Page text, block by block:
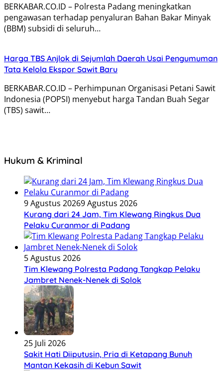
BERKABAR.CO.ID – Polresta Padang meningkatkan
pengawasan terhadap penyaluran Bahan Bakar Minyak
(BBM) subsidi di seluruh…
Harga TBS Anjlok di Sejumlah Daerah Usai Pengumuman
Tata Kelola Ekspor Sawit Baru
BERKABAR.CO.ID – Perhimpunan Organisasi Petani Sawit
Indonesia (POPSI) menyebut harga Tandan Buah Segar
(TBS) sawit…
Hukum & Kriminal
9 Agustus 20269 Agustus 2026
Kurang dari 24 Jam, Tim Klewang Ringkus Dua
Pelaku Curanmor di Padang
5 Agustus 2026
Tim Klewang Polresta Padang Tangkap Pelaku
Jambret Nenek-Nenek di Solok
25 Juli 2026
Sakit Hati Diiputusin, Pria di Ketapang Bunuh
Mantan Kekasih di Kebun Sawit